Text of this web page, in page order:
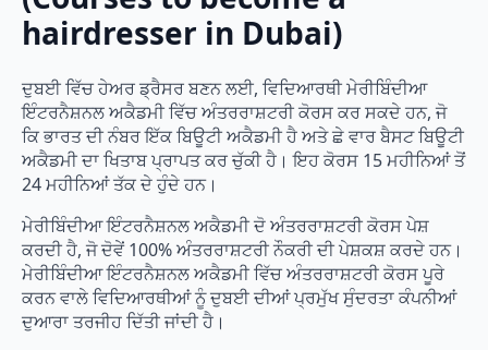
hairdresser in Dubai)
ਦੁਬਈ ਵਿੱਚ ਹੇਅਰ ਡ੍ਰੈਸਰ ਬਣਨ ਲਈ, ਵਿਦਿਆਰਥੀ ਮੇਰੀਬਿੰਦੀਆ
ਇੰਟਰਨੈਸ਼ਨਲ ਅਕੈਡਮੀ ਵਿੱਚ ਅੰਤਰਰਾਸ਼ਟਰੀ ਕੋਰਸ ਕਰ ਸਕਦੇ ਹਨ, ਜੋ
ਕਿ ਭਾਰਤ ਦੀ ਨੰਬਰ ਇੱਕ ਬਿਊਟੀ ਅਕੈਡਮੀ ਹੈ ਅਤੇ ਛੇ ਵਾਰ ਬੈਸਟ ਬਿਊਟੀ
ਅਕੈਡਮੀ ਦਾ ਖਿਤਾਬ ਪ੍ਰਾਪਤ ਕਰ ਚੁੱਕੀ ਹੈ। ਇਹ ਕੋਰਸ 15 ਮਹੀਨਿਆਂ ਤੋਂ
24 ਮਹੀਨਿਆਂ ਤੱਕ ਦੇ ਹੁੰਦੇ ਹਨ।
ਮੇਰੀਬਿੰਦੀਆ ਇੰਟਰਨੈਸ਼ਨਲ ਅਕੈਡਮੀ ਦੋ ਅੰਤਰਰਾਸ਼ਟਰੀ ਕੋਰਸ ਪੇਸ਼
ਕਰਦੀ ਹੈ, ਜੋ ਦੋਵੇਂ 100% ਅੰਤਰਰਾਸ਼ਟਰੀ ਨੌਕਰੀ ਦੀ ਪੇਸ਼ਕਸ਼ ਕਰਦੇ ਹਨ।
ਮੇਰੀਬਿੰਦੀਆ ਇੰਟਰਨੈਸ਼ਨਲ ਅਕੈਡਮੀ ਵਿੱਚ ਅੰਤਰਰਾਸ਼ਟਰੀ ਕੋਰਸ ਪੂਰੇ
ਕਰਨ ਵਾਲੇ ਵਿਦਿਆਰਥੀਆਂ ਨੂੰ ਦੁਬਈ ਦੀਆਂ ਪ੍ਰਮੁੱਖ ਸੁੰਦਰਤਾ ਕੰਪਨੀਆਂ
ਦੁਆਰਾ ਤਰਜੀਹ ਦਿੱਤੀ ਜਾਂਦੀ ਹੈ।